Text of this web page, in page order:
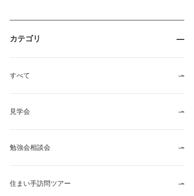
カテゴリ
すべて
見学会
勉強会相談会
住まい手訪問ツアー